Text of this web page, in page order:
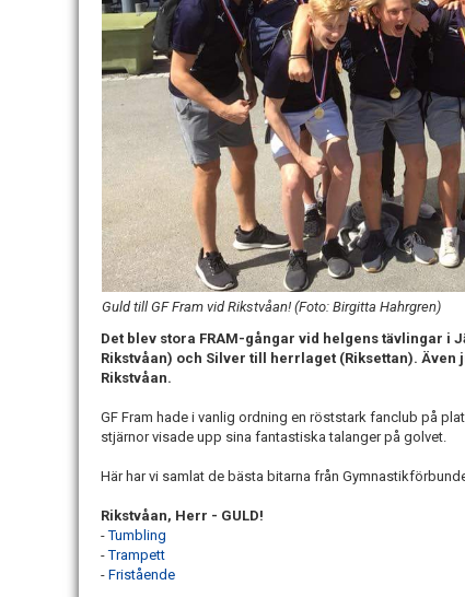
Guld till GF Fram vid Rikstvåan! (Foto: Birgitta Hahrgren)
Det blev stora FRAM-gångar vid helgens tävlingar
Rikstvåan) och Silver till herrlaget (Riksettan).
Rikstvåan.
GF Fram hade i vanlig ordning en röststark fanclub på
stjärnor visade upp sina fantastiska talanger på golvet.
Här har vi samlat de bästa bitarna från
Rikstvåan, Herr - GULD!
-Tumbling
-Trampett
- Fristående